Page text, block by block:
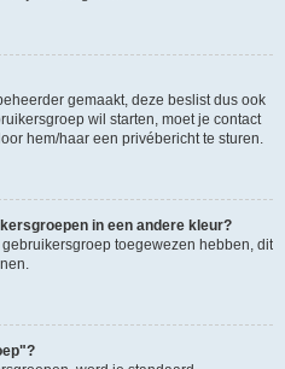
gemaakt, deze beslist dus ook
wil starten, moet je contact
hem/haar een privébericht te sturen.
in een andere kleur?
toegewezen hebben, dit